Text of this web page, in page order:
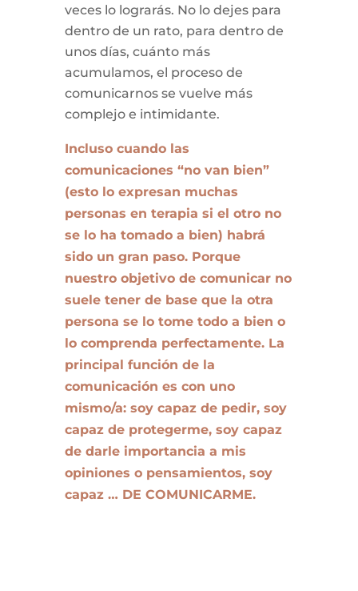
veces lo lograrás. No lo dejes para
dentro de un rato, para dentro de
unos días, cuánto más
acumulamos, el proceso de
comunicarnos se vuelve más
complejo e intimidante.
Incluso cuando las
comunicaciones “no van bien”
(esto lo expresan muchas
personas en terapia si el otro no
se lo ha tomado a bien) habrá
sido un gran paso. Porque
nuestro objetivo de comunicar no
suele tener de base que la otra
persona se lo tome todo a bien o
lo comprenda perfectamente. La
principal función de la
comunicación es con uno
mismo/a: soy capaz de pedir, soy
capaz de protegerme, soy capaz
de darle importancia a mis
opiniones o pensamientos, soy
capaz … DE COMUNICARME.